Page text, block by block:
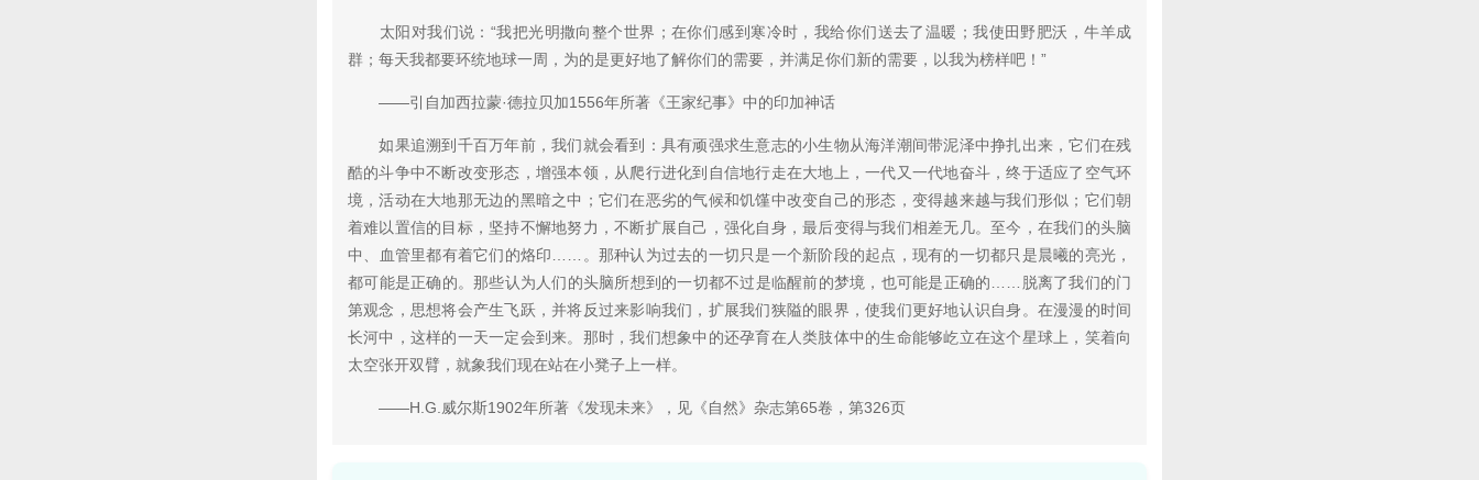
太阳对我们说：“我把光明撒向整个世界；在你们感到寒冷时，我给你们送去了温暖；我使田野肥沃，牛羊成
群；每天我都要环统地球一周，为的是更好地了解你们的需要，并满足你们新的需要，以我为榜样吧！”
——引自加西拉蒙·德拉贝加1556年所著《王家纪事》中的印加神话
如果追溯到千百万年前，我们就会看到：具有顽强求生意志的小生物从海洋潮间带泥泽中挣扎出来，它们在残
酷的斗争中不断改变形态，增强本领，从爬行进化到自信地行走在大地上，一代又一代地奋斗，终于适应了空气环
境，活动在大地那无边的黑暗之中；它们在恶劣的气候和饥馑中改变自己的形态，变得越来越与我们形似；它们朝
着难以置信的目标，坚持不懈地努力，不断扩展自己，强化自身，最后变得与我们相差无几。至今，在我们的头脑
中、血管里都有着它们的烙印……。那种认为过去的一切只是一个新阶段的起点，现有的一切都只是晨曦的亮光，
都可能是正确的。那些认为人们的头脑所想到的一切都不过是临醒前的梦境，也可能是正确的……脱离了我们的门
第观念，思想将会产生飞跃，并将反过来影响我们，扩展我们狭隘的眼界，使我们更好地认识自身。在漫漫的时间
长河中，这样的一天一定会到来。那时，我们想象中的还孕育在人类肢体中的生命能够屹立在这个星球上，笑着向
太空张开双臂，就象我们现在站在小凳子上一样。
——H.G.威尔斯1902年所著《发现未来》，见《自然》杂志第65卷，第326页